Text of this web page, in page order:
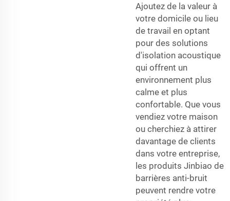
Ajoutez de la valeur à
votre domicile ou lieu
de travail en optant
pour des solutions
d'isolation acoustique
qui offrent un
environnement plus
calme et plus
confortable. Que vous
vendiez votre maison
ou cherchiez à attirer
davantage de clients
dans votre entreprise,
les produits Jinbiao de
barrières anti-bruit
peuvent rendre votre